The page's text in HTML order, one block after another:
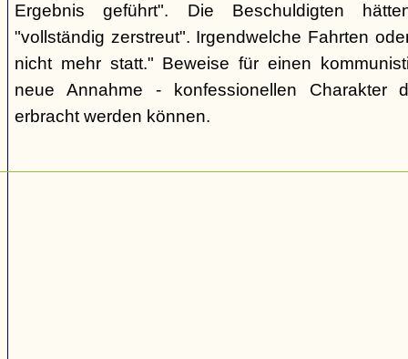
Ergebnis geführt". Die Beschuldigten
"vollständig zerstreut". Irgendwelche Fahrten
nicht mehr statt." Beweise für einen
neue Annahme - konfessionellen Charakter
erbracht werden können.